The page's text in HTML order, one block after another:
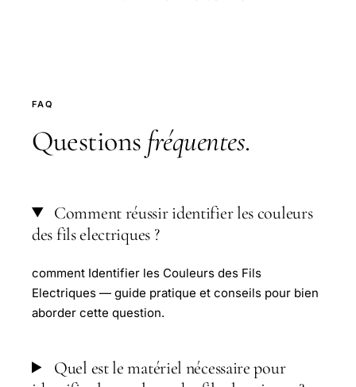
FAQ
Questions fréquentes.
Comment réussir identifier les couleurs
des fils electriques ?
comment Identifier les Couleurs des Fils
Electriques — guide pratique et conseils pour bien
aborder cette question.
Quel est le matériel nécessaire pour